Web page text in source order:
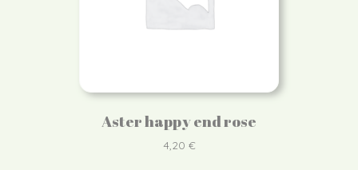
Aster happy end rose
4,20 €